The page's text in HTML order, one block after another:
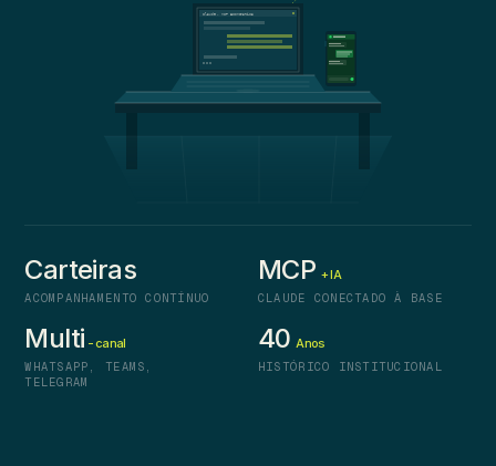
Carteiras
ACOMPANHAMENTO CONTÍNUO
MCP + IA
CLAUDE CONECTADO À BASE
Multi -canal
WHATSAPP, TEAMS,
TELEGRAM
40 Anos
HISTÓRICO INSTITUCIONAL
Claude · MCP Economatica